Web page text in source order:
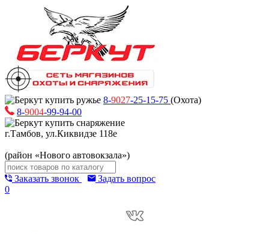
8-9027-25-15-75 (Охота)
8-9004-99-94-00
г.Тамбов, ул.Киквидзе 118е
(район «Нового автовокзала»)
Заказать звонок
Задать вопрос
0